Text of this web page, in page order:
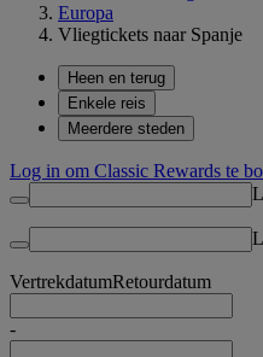
Europa
Vliegtickets naar Spanje
Heen en terug
Enkele reis
Meerdere steden
Log in om Classic Rewards te
VertrekdatumRetourdatum
-